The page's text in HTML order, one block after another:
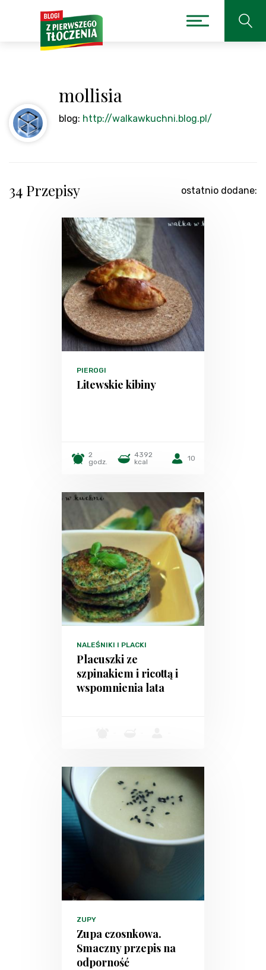
mollisia
blog: http://walkawkuchni.blog.pl/
34 Przepisy ostatnio dodane:
PIEROGI
Litewskie kibiny
2
godz.
4392
kcal
10
NALEŚNIKI I PLACKI
Placuszki ze
szpinakiem i ricottą i
wspomnienia lata
ZUPY
Zupa czosnkowa.
Smaczny przepis na
odporność